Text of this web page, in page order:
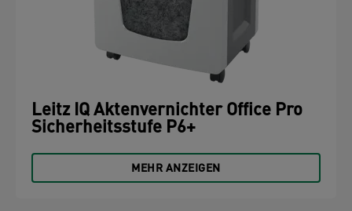
Leitz IQ Aktenvernichter Office Pro
Sicherheitsstufe P6+
MEHR ANZEIGEN